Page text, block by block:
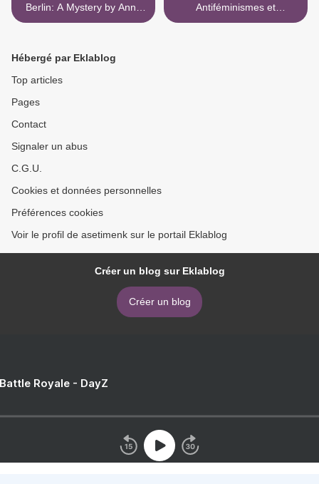
Berlin: A Mystery by Anne
Emery download ebook
Antiféminismes et
masculinismes d'hier et
Hébergé par Eklablog
Top articles
Pages
Contact
Signaler un abus
C.G.U.
Cookies et données personnelles
Préférences cookies
Voir le profil de asetimenk sur le portail Eklablog
Créer un blog sur Eklablog
Créer un blog
Royale - DayZ